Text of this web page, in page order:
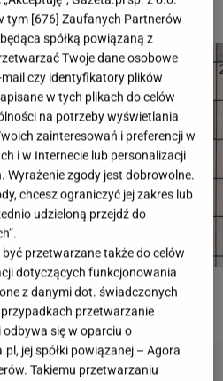
ROZWIĄŻ QUIZ
tym [676] Zaufanych Partnerów
spółką powiązaną z
Twoje dane osobowe
mail czy identyfikatory plików
w tych plikach do celów
na potrzeby wyświetlania
zainteresowań i preferencji w
i w Internecie lub personalizacji
Wyrażenie zgody jest dobrowolne.
chcesz ograniczyć jej zakres lub
udzieloną przejdź do
przetwarzane także do celów
dotyczących funkcjonowania
z danymi dot. świadczonych
przypadkach przetwarzanie
się w oparciu o
jej spółki powiązanej – Agora
Takiemu przetwarzaniu